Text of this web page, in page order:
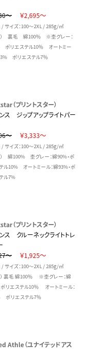
～
￥2,695～
サイズ：100～2XL / 285g/㎡
） 裏毛 綿100％ ※杢グレー：
ポリエステル10％ オートミー
ポリエステル7％
（プリントスター）
ス ジップアップライトパー
～
￥3,333～
サイズ：100～2XL / 285g/㎡
） 綿100% 杢グレー：綿90%・ポ
ル10% オートミール：綿93%・ポ
ル7%
（プリントスター）
ス クルーネックライトトレ
～
￥1,925～
サイズ：100～2XL / 285g/㎡
） 裏毛 綿100％ ※杢グレー：綿
リエステル10％ オートミール：
ポリエステル7％
Athle（ユナイテッドアス